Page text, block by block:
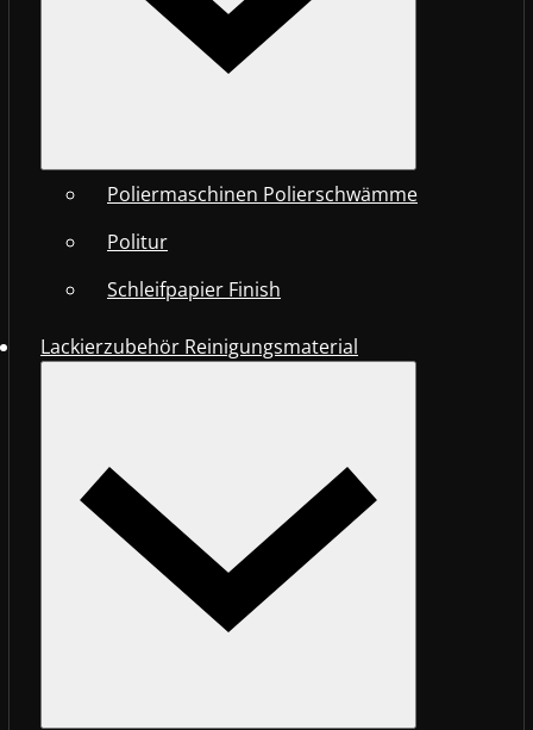
Poliermaschinen Polierschwämme
Politur
Schleifpapier Finish
Lackierzubehör Reinigungsmaterial